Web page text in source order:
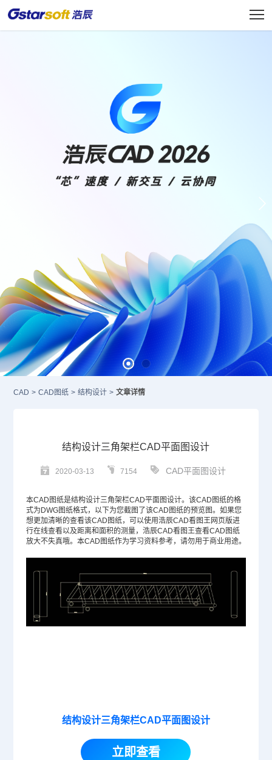
CAD > CAD图纸 > 结构设计 > 文章详情
结构设计三角架栏CAD平面图设计
2020-03-13 7154 CAD平面图设计
本CAD图纸是结构设计三角架栏CAD平面图设计。该CAD 图纸的格
式为 DWG图纸格式，以下为您截图了该CAD图纸的预览图。如果您
想更加清晰的查看该CAD图纸，可以使用浩辰CAD看图王网页版进
行在线查看以及距离和面积的测量，浩辰CAD看图王查看CAD图纸
放大不失真哦。本CAD图纸作为学习资料参考，请勿用于商业用途。
结构设计三角架栏CAD平面图设计
立即查看